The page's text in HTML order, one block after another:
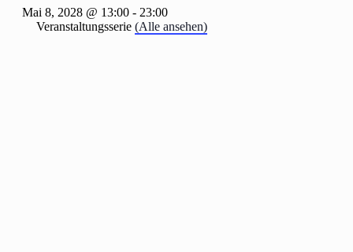
Mai 8, 2028 @ 13:00 - 23:00
Veranstaltungsserie (Alle ansehen)